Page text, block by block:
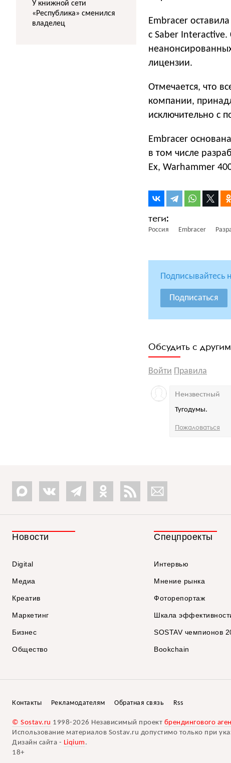
Embracer
с Saber
лицензии.
Отмечается, что
компании,
исключительно с
Embracer
в том числе
Ex, Warhammer
Россия Embracer
Подписывайтесь
Подписаться
Обсудить с
Войти Правила
Тугодумы.
Неизвестный
Пожаловаться
У книжной сети
«Республика» сменился
владелец
Новости
Digital
Медиа
Креатив
Маркетинг
Бизнес
Общество
Спецпроекты
Интервью
Мнение рынка
Фоторепортаж
Шкала
SOSTAV чемпионов
Bookchain
Контакты Рекламодателям Обратная связь Rss
© Sostav.ru 1998-2026 Независимый проект брендингового
Использование материалов Sostav.ru допустимо только при
Дизайн сайта - Liqium .
18+